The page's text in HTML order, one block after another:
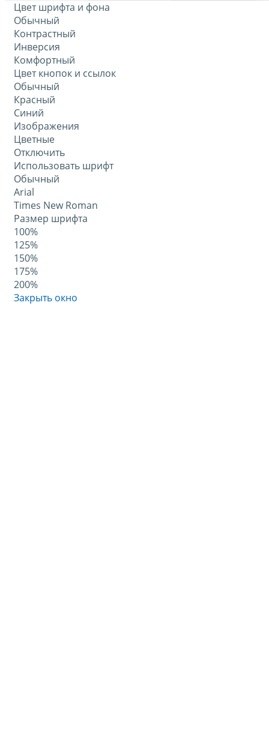
Цвет шрифта и фона
Обычный
Контрастный
Инверсия
Комфортный
Цвет кнопок и ссылок
Обычный
Красный
Синий
Изображения
Цветные
Отключить
Использовать шрифт
Обычный
Arial
Times New Roman
Размер шрифта
100%
125%
150%
175%
200%
Закрыть окно